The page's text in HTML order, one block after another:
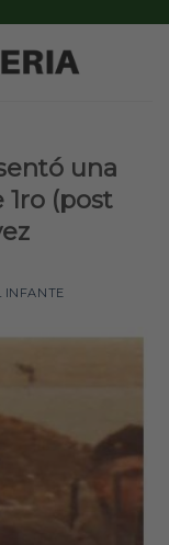
una
(post
INFANTE